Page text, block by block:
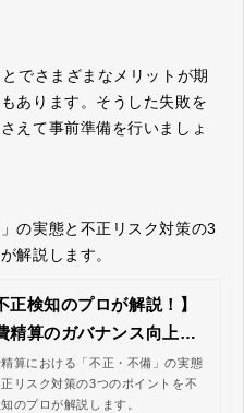
でさまざまなメリットが期
あります。そうした失敗を
えて事前準備を行いましょ
の実態と不正リスク対策の3
解説します。
正検知のプロが解説！】
精算のガバナンス向上の
のポイント3選｜株式会社
ビジネストラベルソリュ
算における「不正・不備」の実態
正リスク対策の3つのポイントを不
のプロが解説します。